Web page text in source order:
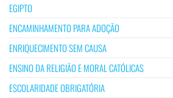
EGIPTO
ENCAMINHAMENTO PARA ADOÇÃO
ENRIQUECIMENTO SEM CAUSA
ENSINO DA RELIGIÃO E MORAL CATÓLICAS
ESCOLARIDADE OBRIGATÓRIA